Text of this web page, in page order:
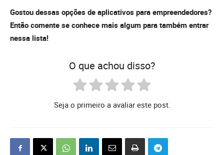
Gostou dessas opções de aplicativos para empreendedores?
Então comente se conhece mais algum para também entrar
nessa lista!
O que achou disso?
Seja o primeiro a avaliar este post.